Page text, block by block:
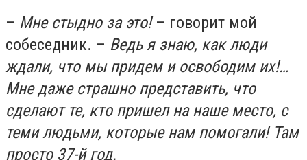
– Мне стыдно за это!– говорит мой
собеседник. – Ведь я знаю, как люди
ждали, что мы придем и освободим их!…
Мне даже страшно представить, что
сделают те, кто пришел на наше место, с
теми людьми, которые нам помогали! Там
просто 37-й год.